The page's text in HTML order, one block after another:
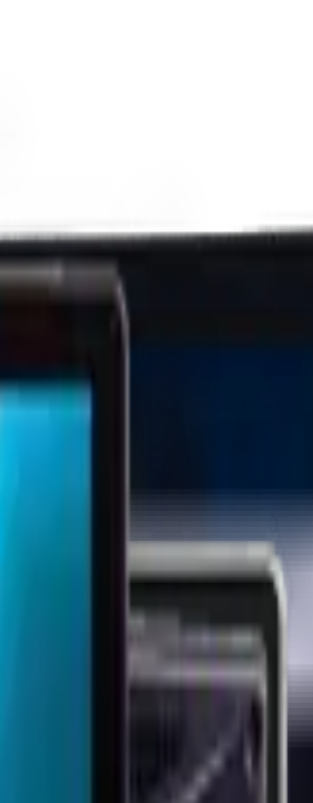
1920*1080 FHD 11.6" USB Müşteri
8GB 128GB